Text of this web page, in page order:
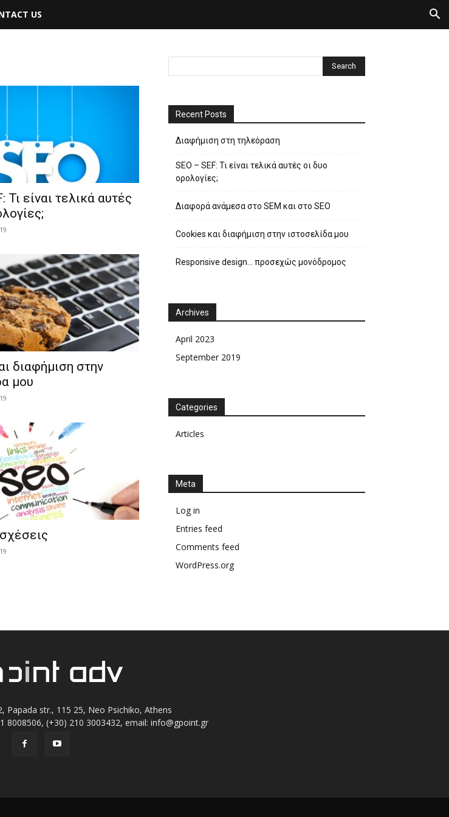
US
Τι είναι τελικά αυτές
διαφήμιση στην
μου
Recent Posts
Διαφήμιση στη τηλεόραση
SEO – SEF: Τι είναι τελικά αυτές οι δυο
ορολογίες;
Διαφορά ανάμεσα στο SEM και στο SEO
Cookies και διαφήμιση στην ιστοσελίδα μου
Responsive design… προσεχώς μονόδρομος
Archives
April 2023
September 2019
Categories
Articles
Meta
Log in
Entries feed
Comments feed
WordPress.org
Papada str., 115 25, Neo Psichiko, Athens
8008506, (+30) 210 3003432, email:info@gpoint.gr